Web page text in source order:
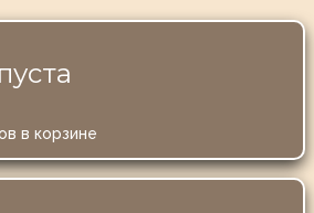
в корзине